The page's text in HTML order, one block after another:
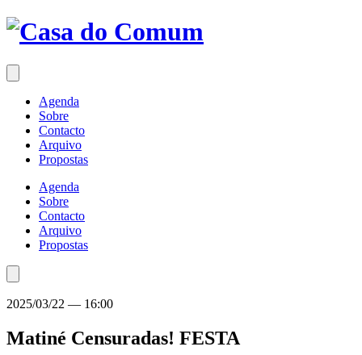
Saltar
para
conteúdo
Agenda
Sobre
Contacto
Arquivo
Propostas
Agenda
Sobre
Contacto
Arquivo
Propostas
2025/03/22 — 16:00
Matiné Censuradas! FESTA